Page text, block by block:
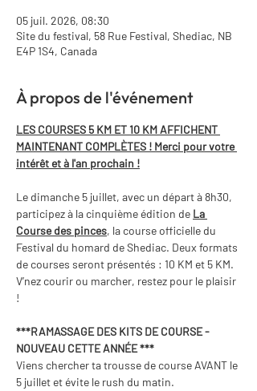
05 juil. 2026, 08:30
Site du festival, 58 Rue Festival, Shediac, NB
E4P 1S4, Canada
À propos de l'événement
LES COURSES 5 KM ET 10 KM AFFICHENT
MAINTENANT COMPLÈTES ! Merci pour votre
intérêt et à l'an prochain !
Le dimanche 5 juillet, avec un départ à 8h30,
participez à la cinquième édition de La
Course des pinces, la course officielle du
Festival du homard de Shediac. Deux formats
de courses seront présentés : 10 KM et 5 KM.
V’nez courir ou marcher, restez pour le plaisir
!
***RAMASSAGE DES KITS DE COURSE -
NOUVEAU CETTE ANNÉE ***
Viens chercher ta trousse de course AVANT le
5 juillet et évite le rush du matin.